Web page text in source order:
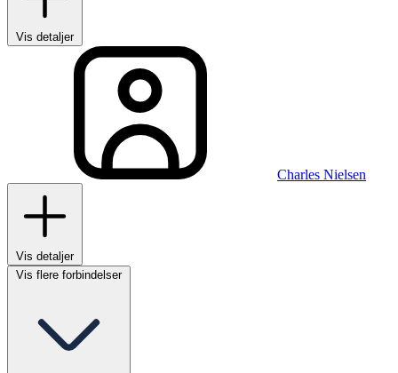
Vis detaljer
Charles Nielsen
Vis detaljer
Vis flere forbindelser